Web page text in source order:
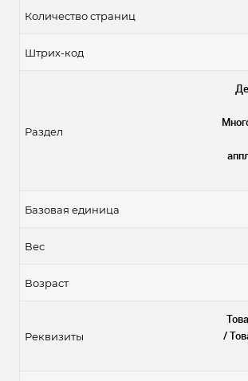
Количество страниц
Штрих-код
Раздел
Базовая единица
Вес
Возраст
Реквизиты
/